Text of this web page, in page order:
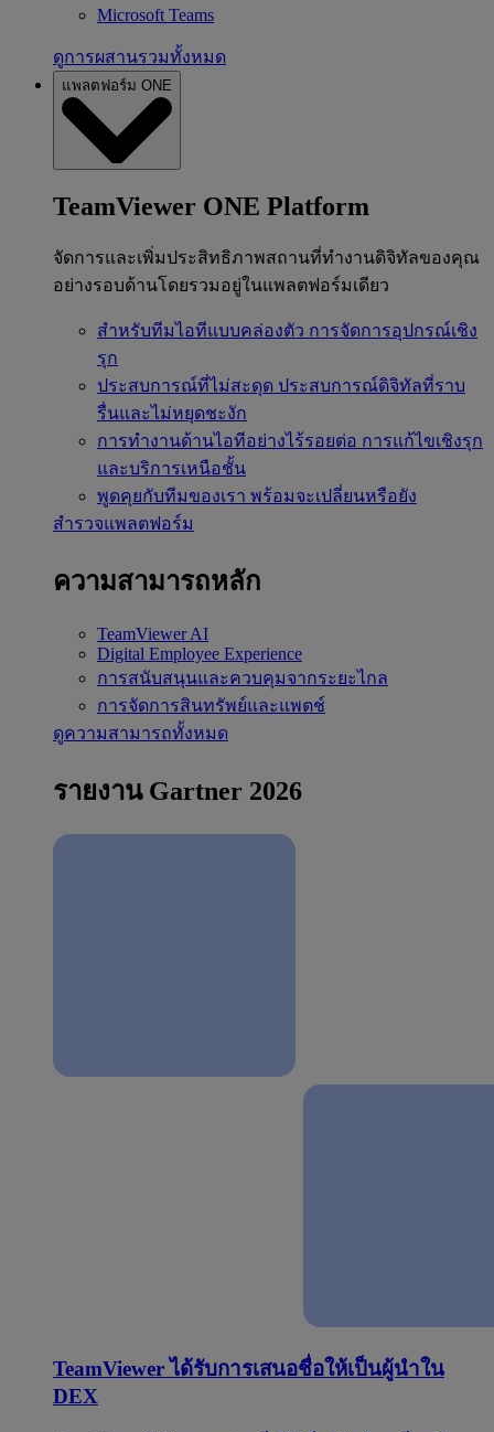
Microsoft Teams
ดูการผสานรวมทั้งหมด
แพลตฟอร์ม ONE
TeamViewer ONE Platform
จัดการและเพิ่มประสิทธิภาพสถานที่ทำงานดิจิทัลของคุณ
อย่างรอบด้านโดยรวมอยู่ในแพลตฟอร์มเดียว
สำหรับทีมไอทีแบบคล่องตัว การจัดการอุปกรณ์เชิง
รุก
ประสบการณ์ที่ไม่สะดุด ประสบการณ์ดิจิทัลที่ราบ
รื่นและไม่หยุดชะงัก
การทำงานด้านไอทีอย่างไร้รอยต่อ การแก้ไขเชิงรุก
และบริการเหนือชั้น
พูดคุยกับทีมของเรา พร้อมจะเปลี่ยนหรือยัง
สำรวจแพลตฟอร์ม
ความสามารถหลัก
TeamViewer AI
Digital Employee Experience
การสนับสนุนและควบคุมจากระยะไกล
การจัดการสินทรัพย์และแพตช์
ดูความสามารถทั้งหมด
รายงาน Gartner 2026
TeamViewer ได้รับการเสนอชื่อให้เป็นผู้นำใน
DEX